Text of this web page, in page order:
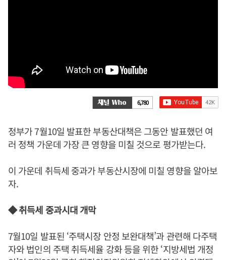
6,780
정부가 7월10일 발표한 부동산대책은 그동안 발표했던 여
러 정책 가운데 가장 큰 영향을 미칠 것으로 평가받는다.
이 가운데 취득세 중과가 부동산시장에 미칠 영향을 알아보
자.
◆ 취득세 중과시대 개막
7월10일 발표된 ‘주택시장 안정 보완대책’과 관련해 다주택
자와 법인의 주택 취득세율 강화 등을 위한 ‘지방세법 개정